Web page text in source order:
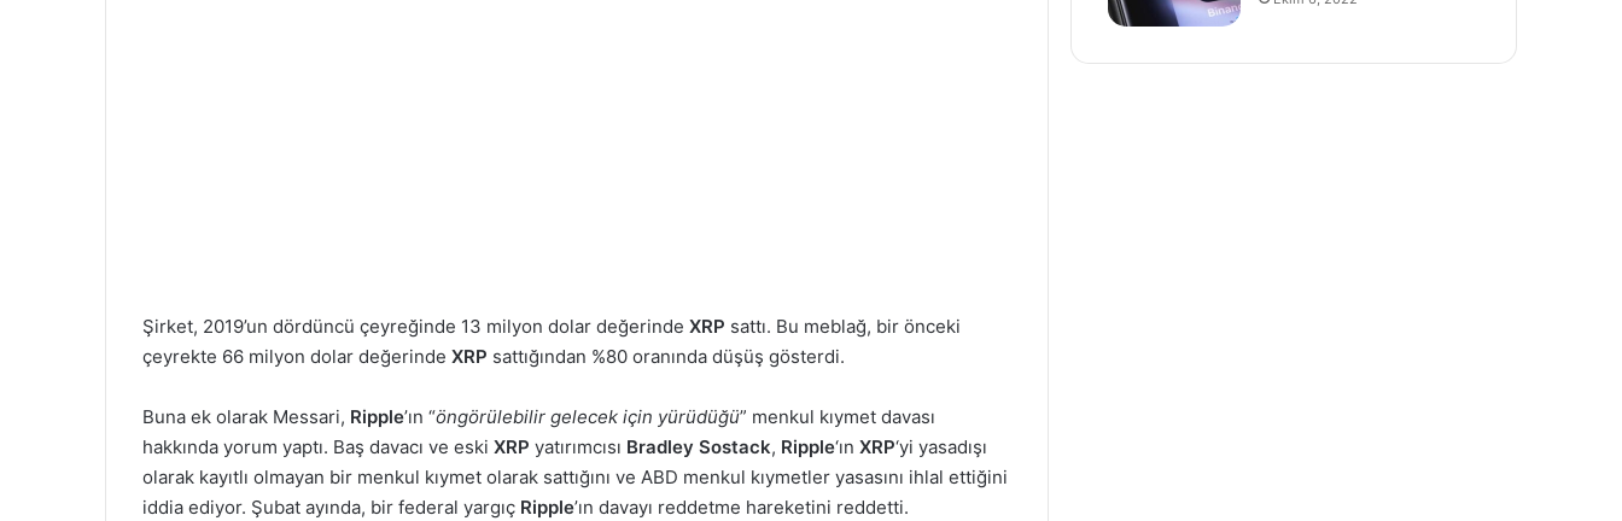
Şirket, 2019’un dördüncü çeyreğinde 13 milyon dolar değerinde XRP sattı. Bu meblağ, bir önceki
çeyrekte 66 milyon dolar değerinde XRP sattığından %80 oranında düşüş gösterdi.
Buna ek olarak Messari, Ripple’ın “öngörülebilir gelecek için yürüdüğü” menkul kıymet davası
hakkında yorum yaptı. Baş davacı ve eski XRP yatırımcısı Bradley Sostack, Ripple‘ın XRP‘yi yasadışı
olarak kayıtlı olmayan bir menkul kıymet olarak sattığını ve ABD menkul kıymetler yasasını ihlal ettiğini
iddia ediyor. Şubat ayında, bir federal yargıç Ripple’ın davayı reddetme hareketini reddetti.